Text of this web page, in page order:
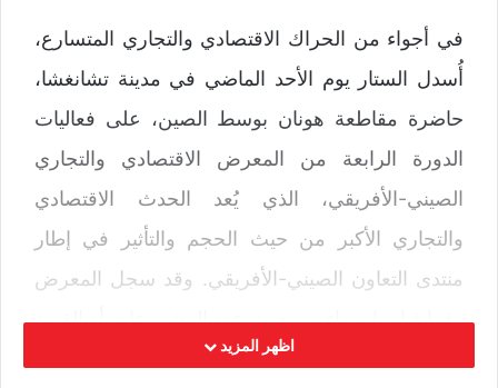
في أجواء من الحراك الاقتصادي والتجاري المتسارع،
أُسدل الستار يوم الأحد الماضي في مدينة تشانغشا،
حاضرة مقاطعة هونان بوسط الصين، على فعاليات
الدورة الرابعة من المعرض الاقتصادي والتجاري
الصيني-الأفريقي، الذي يُعد الحدث الاقتصادي
والتجاري الأكبر من حيث الحجم والتأثير في إطار
منتدى التعاون الصيني-الأفريقي. وقد سجل المعرض
رقما قياسيا سواء من حيث عدد المشروعات أو القيمة
الإجمالية للاتفاقيات المبرمة.
اظهر المزيد